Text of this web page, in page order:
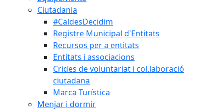
Ciutadania
#CaldesDecidim
Registre Municipal d'Entitats
Recursos per a entitats
Entitats i associacions
Crides de voluntariat i col.laboració
ciutadana
Marca Turística
Menjar i dormir